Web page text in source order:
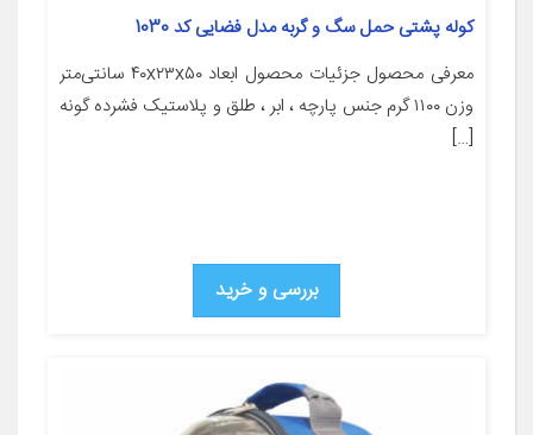
کوله پشتی حمل سگ و گربه مدل فضایی کد 1030
معرفی محصول جزئیات محصول ابعاد ۴۰x۲۳x۵۰ سانتی‌متر
وزن ۱۱۰۰ گرم جنس پارچه ، ابر ، طلق و پلاستیک فشرده گونه
[…]
بررسی و خرید